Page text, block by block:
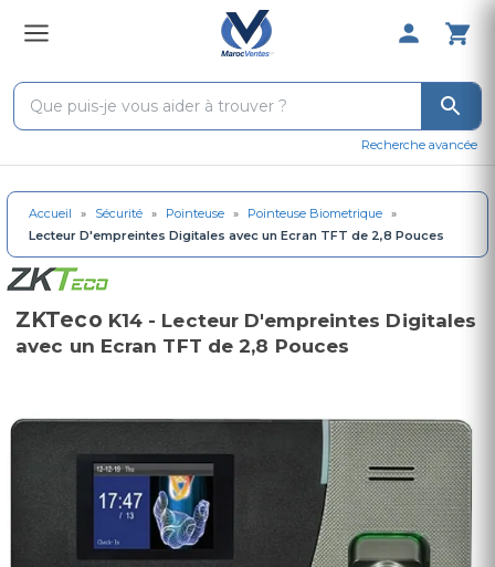
0 Produit
Recherche avancée
Accueil » Sécurité » Pointeuse » Pointeuse Biometrique »
Lecteur D'empreintes Digitales avec un Ecran TFT de 2,8 Pouces
ZKTeco K14 - Lecteur D'empreintes Digitales
avec un Ecran TFT de 2,8 Pouces